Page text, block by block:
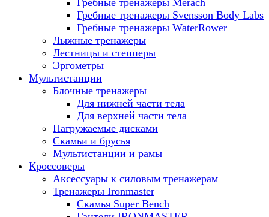
Гребные тренажеры Merach
Гребные тренажеры Svensson Body Labs
Гребные тренажеры WaterRower
Лыжные тренажеры
Лестницы и степперы
Эргометры
Мультистанции
Блочные тренажеры
Для нижней части тела
Для верхней части тела
Нагружаемые дисками
Скамьи и брусья
Мультистанции и рамы
Кроссоверы
Аксессуары к силовым тренажерам
Тренажеры Ironmaster
Скамья Super Bench